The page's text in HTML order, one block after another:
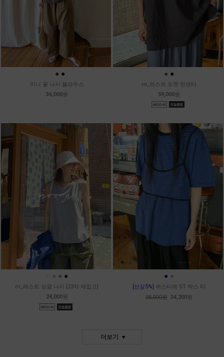
● ●
미니 꽃 나시 블라우스
36,000원
● ●
m_라스트 포켓 린넨티
59,000원
● ● ●
m_레스트 싱글 나시 [23차 재입고]
24,000원
● ●
[신상5%] 뷔스티에 ST 박스 티
36,000원 34,200원
더보기